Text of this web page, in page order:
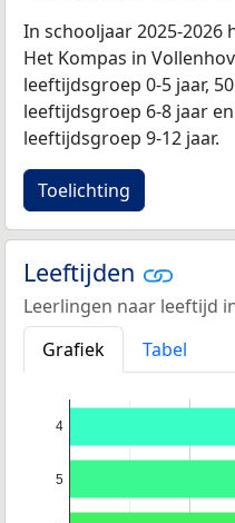
In schooljaar 2025-2026
Het Kompas in
leeftijdsgroep 0-5 jaar,
leeftijdsgroep 6-8 jaar
leeftijdsgroep 9-12 jaar.
Toelichting
Leeftijden
Leerlingen naar leeftijd
Grafiek
Tabel
4
5